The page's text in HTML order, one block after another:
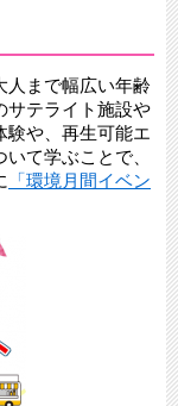
まで幅広い年齢
サテライト施設や
験や、再生可能エ
て学ぶことで、
「環境月間イベン